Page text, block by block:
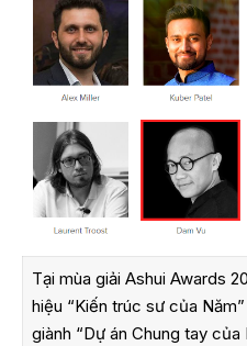
Tại mùa giải Ashui Awards
hiệu “Kiến trúc sư của
giành “Dự án Chung tay